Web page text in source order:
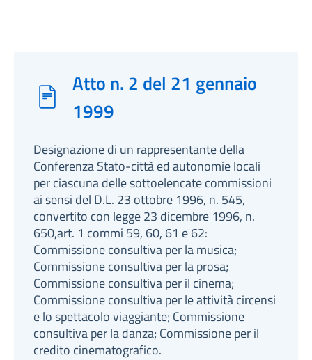
Atto n. 2 del 21 gennaio
1999
Designazione di un rappresentante della
Conferenza Stato-città ed autonomie locali
per ciascuna delle sottoelencate commissioni
ai sensi del D.L. 23 ottobre 1996, n. 545,
convertito con legge 23 dicembre 1996, n.
650,art. 1 commi 59, 60, 61 e 62:
Commissione consultiva per la musica;
Commissione consultiva per la prosa;
Commissione consultiva per il cinema;
Commissione consultiva per le attività circensi
e lo spettacolo viaggiante; Commissione
consultiva per la danza; Commissione per il
credito cinematografico.